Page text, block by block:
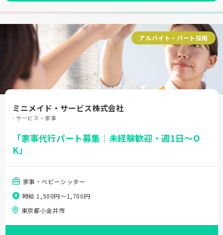
アルバイト・パート採用
ミニメイド・サービス株式会社
- サービス・家事
「家事代行パート募集｜未経験歓迎・週1日～O
K」
家事・ベビーシッター
時給 1,500円〜1,700円
東京都小金井市